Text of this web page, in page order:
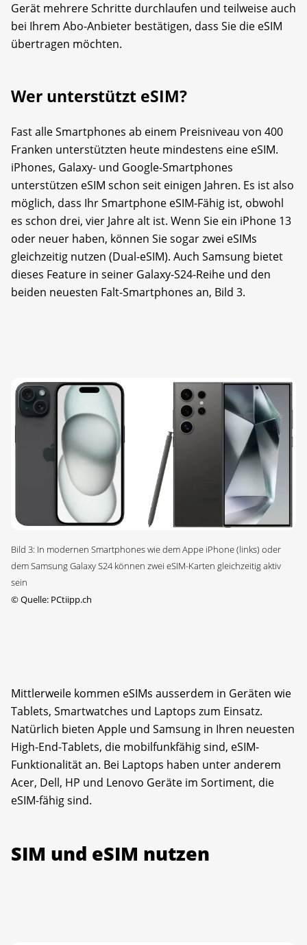
Gerät mehrere Schritte durchlaufen und teilweise auch
bei Ihrem Abo-Anbieter bestätigen, dass Sie die eSIM
übertragen möchten.
Wer unterstützt eSIM?
Fast alle Smartphones ab einem Preisniveau von 400
Franken unterstützten heute mindestens eine eSIM.
iPhones, Galaxy- und Google-Smartphones
unterstützen eSIM schon seit einigen Jahren. Es ist also
möglich, dass Ihr Smartphone eSIM-Fähig ist, obwohl
es schon drei, vier Jahre alt ist. Wenn Sie ein iPhone 13
oder neuer haben, können Sie sogar zwei eSIMs
gleichzeitig nutzen (Dual-eSIM). Auch Samsung bietet
dieses Feature in seiner Galaxy-S24-Reihe und den
beiden neuesten Falt-Smartphones an, Bild 3.
Bild 3: In modernen Smartphones wie dem Appe iPhone (links) oder
dem Samsung Galaxy S24 können zwei eSIM-Karten gleichzeitig aktiv
sein
©Quelle: PCtiipp.ch
Mittlerweile kommen eSIMs ausserdem in Geräten wie
Tablets, Smartwatches und Laptops zum Einsatz.
Natürlich bieten Apple und Samsung in Ihren neuesten
High-End-Tablets, die mobilfunkfähig sind, eSIM-
Funktionalität an. Bei Laptops haben unter anderem
Acer, Dell, HP und Lenovo Geräte im Sortiment, die
eSIM-fähig sind.
SIM und eSIM nutzen